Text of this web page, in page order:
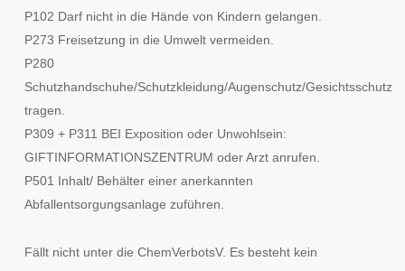
P102 Darf nicht in die Hände von Kindern gelangen.
P273 Freisetzung in die Umwelt vermeiden.
P280
Schutzhandschuhe/Schutzkleidung/Augenschutz/Gesichtsschutz
tragen.
P309 + P311 BEI Exposition oder Unwohlsein:
GIFTINFORMATIONSZENTRUM oder Arzt anrufen.
P501 Inhalt/ Behälter einer anerkannten
Abfallentsorgungsanlage zuführen.
Fällt nicht unter die ChemVerbotsV. Es besteht kein